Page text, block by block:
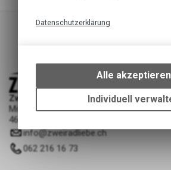
Zweiradliebe GmbH
Mittelgäustrasse 53
4616 Kappel SO
info@zweiradliebe.ch
062 216 16 73
Datenschutzerklärung
bestimmte
Einstellungen auf
um die
Funktionen
des Warenkorbs, zu
Alle akzeptieren
Individuell